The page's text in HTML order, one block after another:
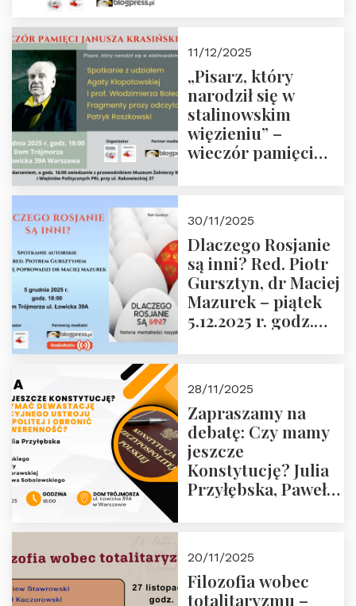
11/12/2025
„Pisarz, który
narodził się w
stalinowskim
więzieniu” –
wieczór pamięci
zwiedzanie
Muzeum Żołnierzy
Wyklętych i
Więźniów
Politycznych PRL o
godz. 16:00 – 19
30/11/2025
Dlaczego Rosjanie
są inni? Red. Piotr
Gursztyn, dr Maciej
Mazurek – piątek
5.12.2025 r. godz.
28/11/2025
Zapraszamy na
debatę: Czy mamy
jeszcze
Konstytucję? Julia
Przyłębska, Paweł
Przemysław
Sobolewski – 4
20/11/2025
Filozofia wobec
totalitaryzmu –